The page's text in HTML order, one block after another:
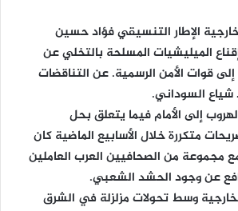
الإطار التنسيقي فؤاد حسين
الميليشيات المسلحة بالتخلي عن
إلى قوات الأمن الرسمية. عن التناقضات
السوداني.
إلى الأمام فيما يتعلق بحل
متكررة خلال الأسابيع الماضية كان
مجموعة من الصحافيين العرب العاملين
عن وجود الحشد الشعبي.
وسط تحولات مزلزلة في الشرق